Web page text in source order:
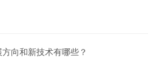
向和新技术有哪些？